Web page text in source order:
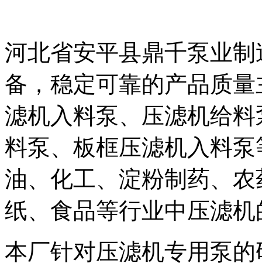
河北省安平县鼎千泵业
备，稳定可靠的产品质
滤机入料泵、压滤机给
料泵、板框压滤机入料
油、化工、淀粉制药、
纸、食品等行业中压滤
本厂针对压滤机专用泵